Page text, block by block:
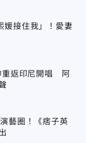
媛接住我」！愛妻
重返印尼開唱 阿
藝圈！《痞子英